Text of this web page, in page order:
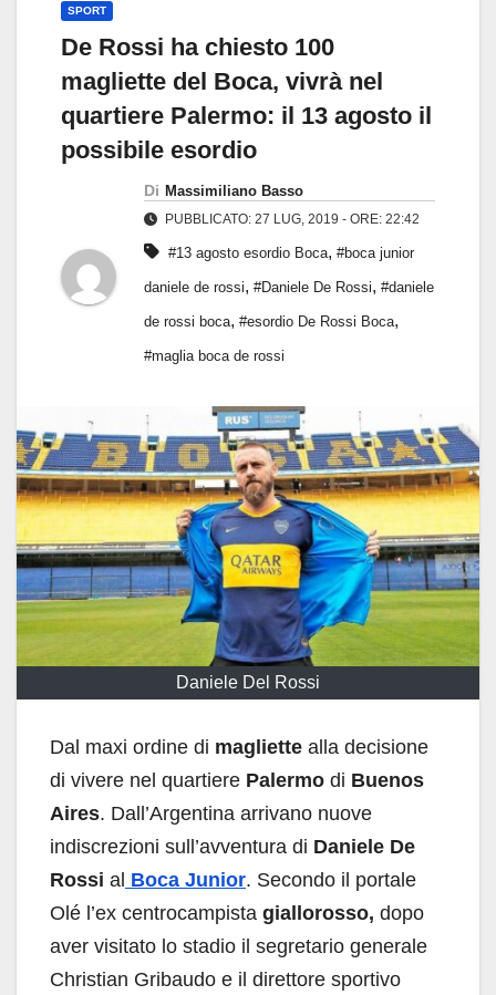
SPORT
De Rossi ha chiesto 100
magliette del Boca, vivrà nel
quartiere Palermo: il 13 agosto il
possibile esordio
Di Massimiliano Basso
PUBBLICATO: 27 LUG, 2019 - ORE: 22:42
#13 agosto esordio Boca, #boca junior
daniele de rossi, #Daniele De Rossi, #daniele
de rossi boca, #esordio De Rossi Boca,
#maglia boca de rossi
Daniele Del Rossi
Dal maxi ordine di magliette alla decisione
di vivere nel quartiere Palermo di Buenos
Aires. Dall’Argentina arrivano nuove
indiscrezioni sull’avventura di Daniele De
Rossi al Boca Junior. Secondo il portale
Olé l’ex centrocampista giallorosso, dopo
aver visitato lo stadio il segretario generale
Christian Gribaudo e il direttore sportivo